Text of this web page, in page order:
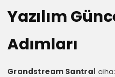
Yazılım
Adımları
Grandstream Santral